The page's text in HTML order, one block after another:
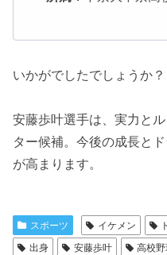
いかがでしたでしょうか？
安藤歩叶選手は、実力と
ター候補。今後の成長と
が高まります。
スポーツ イケメン
出身
安藤歩叶 高校